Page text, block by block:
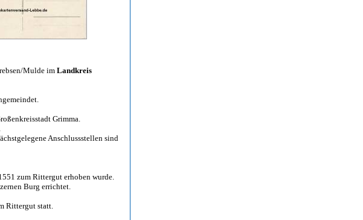
Mulde imLandkreis
Grimma.
Anschlussstellen sind
zum Rittergut erhoben wurde.
Burg errichtet.
Rittergut statt.